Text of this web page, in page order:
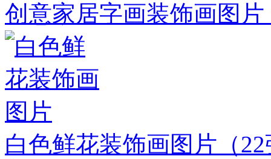
创意家居字画装饰画图片
白色鲜花装饰画图片 （